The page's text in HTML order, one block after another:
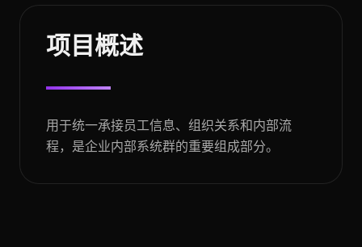
项目概述
用于统一承接员工信息、组织关系和内部流
程，是企业内部系统群的重要组成部分。